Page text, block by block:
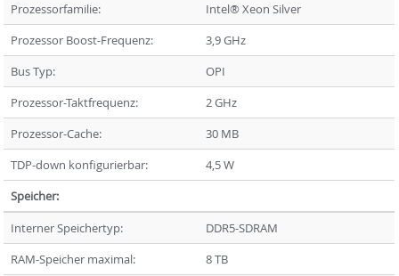
Prozessorfamilie:
Intel® Xeon Silver
Prozessor Boost-Frequenz:
3,9 GHz
Bus Typ:
OPI
Prozessor-Taktfrequenz:
2 GHz
Prozessor-Cache:
30 MB
TDP-down konfigurierbar:
4,5 W
Speicher:
Interner Speichertyp:
DDR5-SDRAM
RAM-Speicher maximal:
8 TB